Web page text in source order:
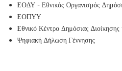
ΕΟΔΥ - Εθνικός Οργανισμός
ΕΟΠΥΥ
Εθνικό Κέντρο Δημόσιας Διοίκησης
Ψηφιακή Δήλωση Γέννησης